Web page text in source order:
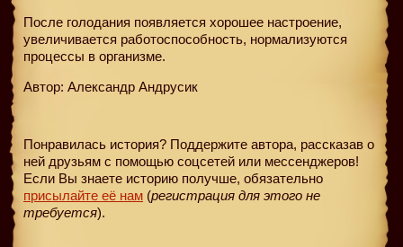
После голодания появляется хорошее настроение,
увеличивается работоспособность, нормализуются
процессы в организме.
Автор: Александр Андрусик
Понравилась история? Поддержите автора, рассказав о
ней друзьям с помощью соцсетей или мессенджеров!
Если Вы знаете историю получше, обязательно
присылайте её нам (регистрация для этого не
требуется).